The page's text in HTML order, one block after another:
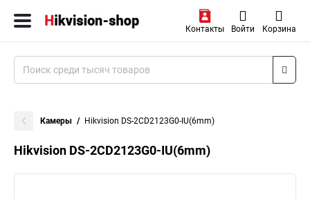
Контакты Войти Корзина
Камеры Hikvision DS-2CD2123G0-IU(6mm)
Hikvision DS-2CD2123G0-IU(6mm)